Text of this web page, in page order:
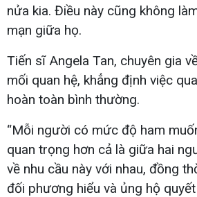
nửa kia. Điều này cũng không
mạn giữa họ.
Tiến sĩ Angela Tan, chuyên gia
mối quan hệ, khẳng định việc
hoàn toàn bình thường.
“Mỗi người có mức độ ham
quan trọng hơn cả là giữa hai
về nhu cầu này với nhau, đồng
đối phương hiểu và ủng hộ